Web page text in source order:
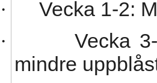
· Vecka 1-2:
·
Vecka
mindre